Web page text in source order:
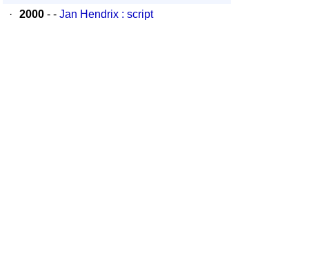
·
2000 - - Jan Hendrix : script